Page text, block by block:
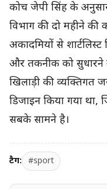
कोच जेपी सिंह के
विभाग की दो महीने की
अकादमियों से
और तकनीक को सुधारने
खिलाड़ी की व्यक्तिगत
डिजाइन किया गया
सबके सामने है।
टैग: #sport